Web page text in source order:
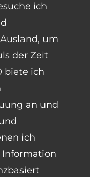
ich
um
der Zeit
biete ich
an und
ich
Information